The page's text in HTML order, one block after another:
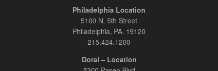
Philadelphia Location
5100 N. 5th Street
Philadelphia, PA. 19120
215.424.1200
Doral – Location